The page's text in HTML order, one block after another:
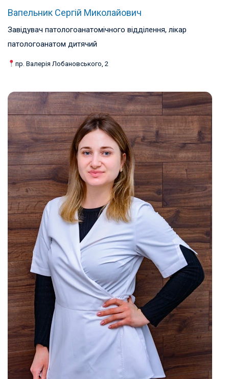
Вапельник Сергій Миколайович
Завідувач патологоанатомічного відділення, лікар
патологоанатом дитячий
пр. Валерія Лобановського, 2